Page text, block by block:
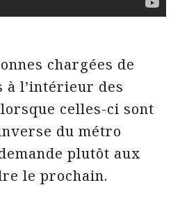
chargées de
à l’intérieur des
celles-ci sont
du métro
plutôt aux
le prochain.